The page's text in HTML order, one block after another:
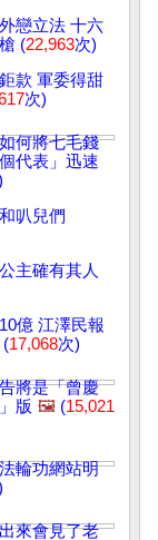
戀立法 十六
(22,963次)
款 軍委得甜
次)
何將七毛錢
代表」迅速
叭兒們
主確有其人
億 江澤民報
(17,068次)
將是「曾慶
版 🖼️ (15,021
輪功網站明
來會見了老